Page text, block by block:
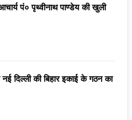
पं० पृथ्वीनाथ पाण्डेय की खुली
दिल्ली की बिहार इकाई के गठन का